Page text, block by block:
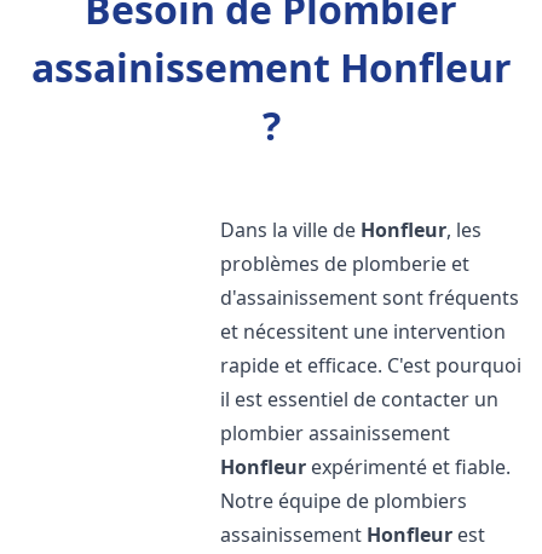
assainissement Honfleur
?
Dans la ville de Honfleur, les
problèmes de plomberie et
d'assainissement sont fréquents
et nécessitent une intervention
rapide et efficace. C'est pourquoi
il est essentiel de contacter un
plombier assainissement
Honfleur expérimenté et fiable.
Notre équipe de plombiers
assainissement Honfleur est